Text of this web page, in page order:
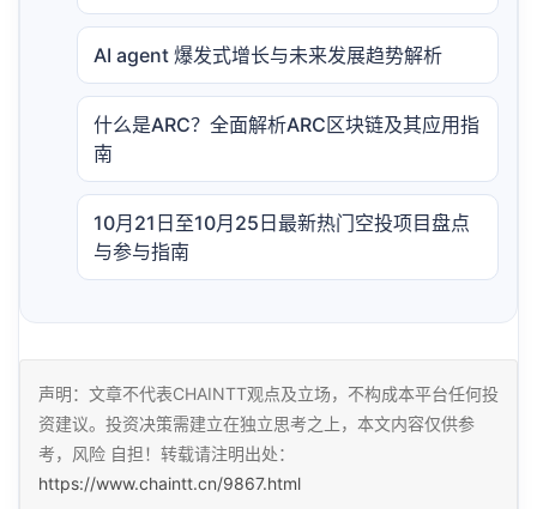
AI agent 爆发式增长与未来发展趋势解析
什么是ARC？全面解析ARC区块链及其应用指
南
10月21日至10月25日最新热门空投项目盘点
与参与指南
声明：文章不代表CHAINTT观点及立场，不构成本平台任何投
资建议。投资决策需建立在独立思考之上，本文内容仅供参
考，风险 自担！转载请注明出处：
https://www.chaintt.cn/9867.html